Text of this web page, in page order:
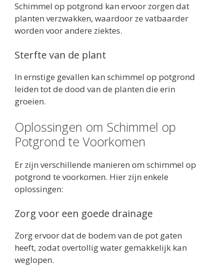
Schimmel op potgrond kan ervoor zorgen dat
planten verzwakken, waardoor ze vatbaarder
worden voor andere ziektes.
Sterfte van de plant
In ernstige gevallen kan schimmel op potgrond
leiden tot de dood van de planten die erin
groeien.
Oplossingen om Schimmel op
Potgrond te Voorkomen
Er zijn verschillende manieren om schimmel op
potgrond te voorkomen. Hier zijn enkele
oplossingen:
Zorg voor een goede drainage
Zorg ervoor dat de bodem van de pot gaten
heeft, zodat overtollig water gemakkelijk kan
weglopen.